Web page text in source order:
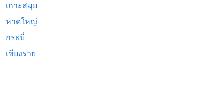
เกาะสมุย
หาดใหญ่
กระบี่
เชียงราย